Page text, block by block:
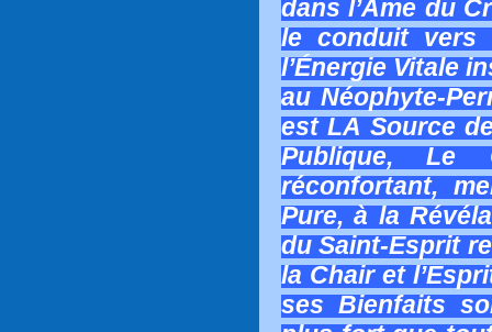
dans l’Âme du
le conduit vers
l’Énergie Vitale
au Néophyte-
est LA Source
Publique, Le
réconfortant,
Pure, à la
du Saint-Esprit
la Chair et
ses Bienfaits